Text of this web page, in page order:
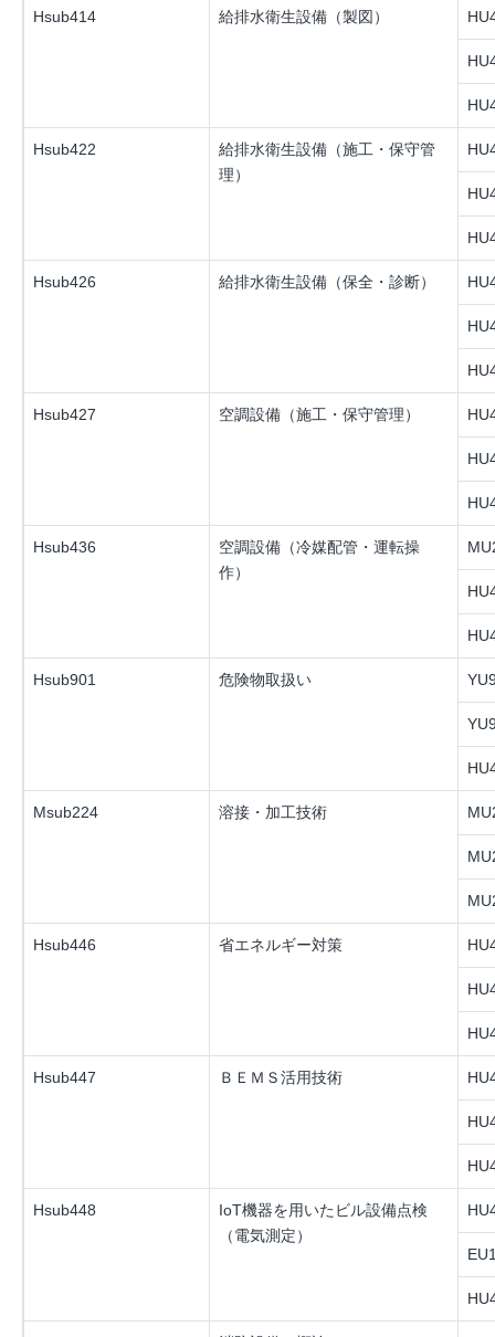
Hsub414 給排水衛生設備（製図）
Hsub422
給排水衛生設備（施工・保守管
理）
Hsub426 給排水衛生設備（保全・診断）
Hsub427 空調設備（施工・保守管理）
Hsub436
空調設備（冷媒配管・運転操
作）
Hsub901 危険物取扱い
Msub224 溶接・加工技術
Hsub446 省エネルギー対策
Hsub447 ＢＥＭＳ活用技術
Hsub448
IoT機器を用いたビル設備点検
（電気測定）